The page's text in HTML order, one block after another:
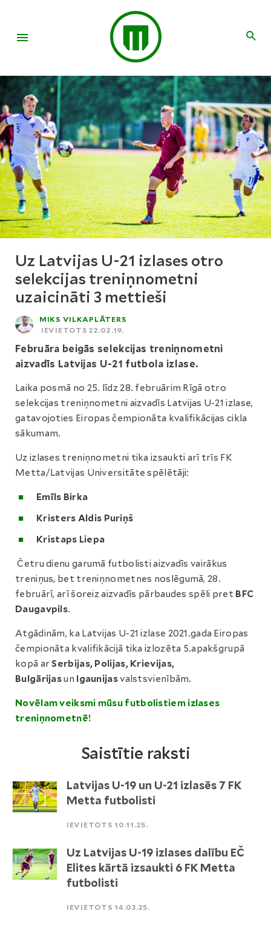
Uz Latvijas U-21 izlases otro
selekcijas treniņnometni
uzaicināti 3 mettieši
MIKS VILKAPLĀTERS
IEVIETOTS 22.02.19.
Februāra beigās selekcijas treniņnometni
aizvadīs Latvijas U-21 futbola izlase.
Laika posmā no 25. līdz 28. februārim Rīgā otro
selekcijas treniņnometni aizvadīs Latvijas U-21 izlase,
gatavojoties Eiropas čempionāta kvalifikācijas cikla
sākumam.
Uz izlases treniņnometni tika izsaukti arī trīs FK
Metta/Latvijas Universitāte spēlētāji:
Emīls Birka
Kristers Aldis Puriņš
Kristaps Liepa
Četru dienu garumā futbolisti aizvadīs vairākus
treniņus, bet treniņnometnes noslēgumā, 28.
februārī, arī šoreiz aizvadīs pārbaudes spēli pret BFC
Daugavpils.
Atgādinām, ka Latvijas U-21 izlase 2021.gada Eiropas
čempionāta kvalifikācijā tika izlozēta 5.apakšgrupā
kopā arSerbijas, Polijas, Krievijas,
Bulgārijasun Igaunijasvalstsvienībām.
Novēlam veiksmi mūsu futbolistiem izlases
treniņnometnē!
Saistītie raksti
Latvijas U-19 un U-21 izlasēs 7 FK
Metta futbolisti
IEVIETOTS 10.11.25.
Uz Latvijas U-19 izlases dalību EČ
Elites kārtā izsaukti 6 FK Metta
futbolisti
IEVIETOTS 14.03.25.